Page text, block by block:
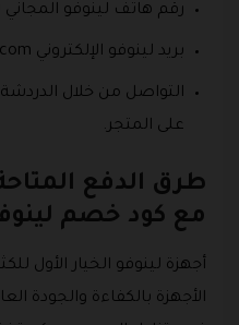
رقم هاتف لينوفو المجاني 800 850 1298.
بريد لينوفو الإلكتروني
التواصل من خلال
على المتجر.
طرق الدفع
مع كود خصم
أجهزة لينوفو الخيار الأول
الأجهزة بالكفاءة والجودة